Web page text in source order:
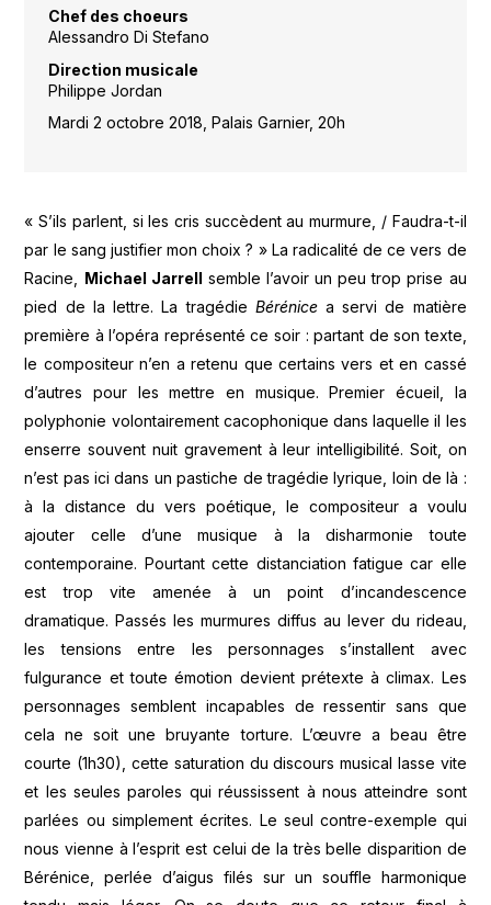
Chef des choeurs
Alessandro Di Stefano
Direction musicale
Philippe Jordan
Mardi 2 octobre 2018, Palais Garnier, 20h
« S’ils parlent, si les cris succèdent au murmure, / Faudra-t-il
par le sang justifier mon choix ? » La radicalité de ce vers de
Racine, Michael Jarrell semble l’avoir un peu trop prise au
pied de la lettre. La tragédie Bérénicea servi de matière
première à l’opéra représenté ce soir : partant de son texte,
le compositeur n’en a retenu que certains vers et en cassé
d’autres pour les mettre en musique. Premier écueil, la
polyphonie volontairement cacophonique dans laquelle il les
enserre souvent nuit gravement à leur intelligibilité. Soit, on
n’est pas ici dans un pastiche de tragédie lyrique, loin de là :
à la distance du vers poétique, le compositeur a voulu
ajouter celle d’une musique à la disharmonie toute
contemporaine. Pourtant cette distanciation fatigue car elle
est trop vite amenée à un point d’incandescence
dramatique. Passés les murmures diffus au lever du rideau,
les tensions entre les personnages s’installent avec
fulgurance et toute émotion devient prétexte à climax. Les
personnages semblent incapables de ressentir sans que
cela ne soit une bruyante torture. L’œuvre a beau être
courte (1h30), cette saturation du discours musical lasse vite
et les seules paroles qui réussissent à nous atteindre sont
parlées ou simplement écrites. Le seul contre-exemple qui
nous vienne à l’esprit est celui de la très belle disparition de
Bérénice, perlée d’aigus filés sur un souffle harmonique